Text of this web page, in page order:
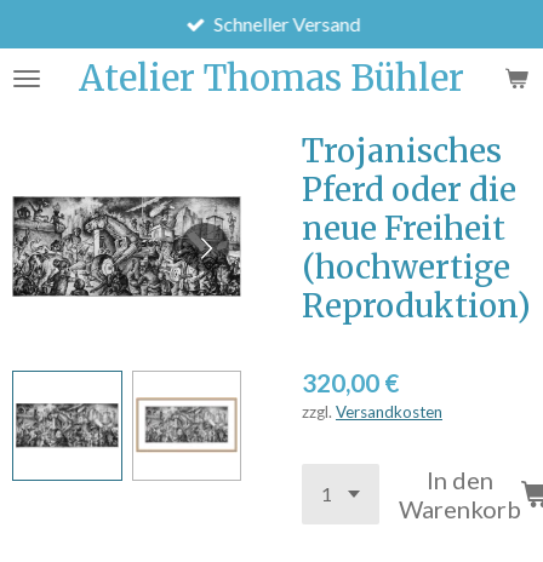
Hauptinhalt
springenAtelier Thomas Bühler
Schneller Versand
Trojanisches
Pferd oder die
neue Freiheit
(hochwertige
Reproduktion)
320,00 €
zzgl. Versandkosten
In den
Warenkorb